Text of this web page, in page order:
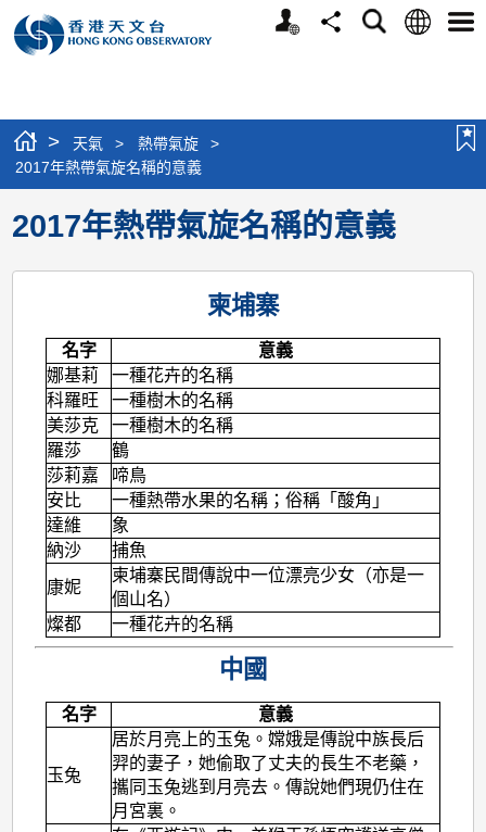
個
分
搜
語
選
> 天氣 > 熱帶氣旋
>
2017年熱帶氣旋名稱的意義
2017年熱帶氣旋名稱的意義
柬埔寨
名字
意義
娜基莉
一種花卉的名稱
科羅旺
一種樹木的名稱
美莎克
一種樹木的名稱
羅莎
鶴
莎莉嘉
啼鳥
安比
一種熱帶水果的名稱；俗稱「酸角」
達維
象
納沙
捕魚
康妮
柬埔寨民間傳說中一位漂亮少女（亦是一
個山名）
燦都
一種花卉的名稱
中國
名字 意義
玉兔
居於月亮上的玉兔。嫦娥是傳說中族長后
羿的妻子，她偷取了丈夫的長生不老藥，
攜同玉兔逃到月亮去。傳說她們現仍住在
月宮裏。